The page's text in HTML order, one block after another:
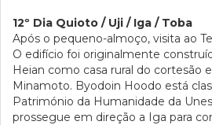
12º Dia Quioto / Uji / Iga / Toba
Após o pequeno-almoço, visita ao
O edifício foi originalmente
Heian como casa rural do cortesão
Minamoto. Byodoin Hoodo está
Património da Humanidade da
prossegue em direção a Iga para